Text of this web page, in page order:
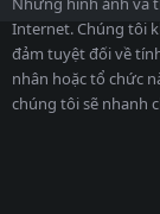
Internet. Chúng tôi
đảm tuyệt đối về
nhân hoặc tổ chức
chúng tôi sẽ nhanh